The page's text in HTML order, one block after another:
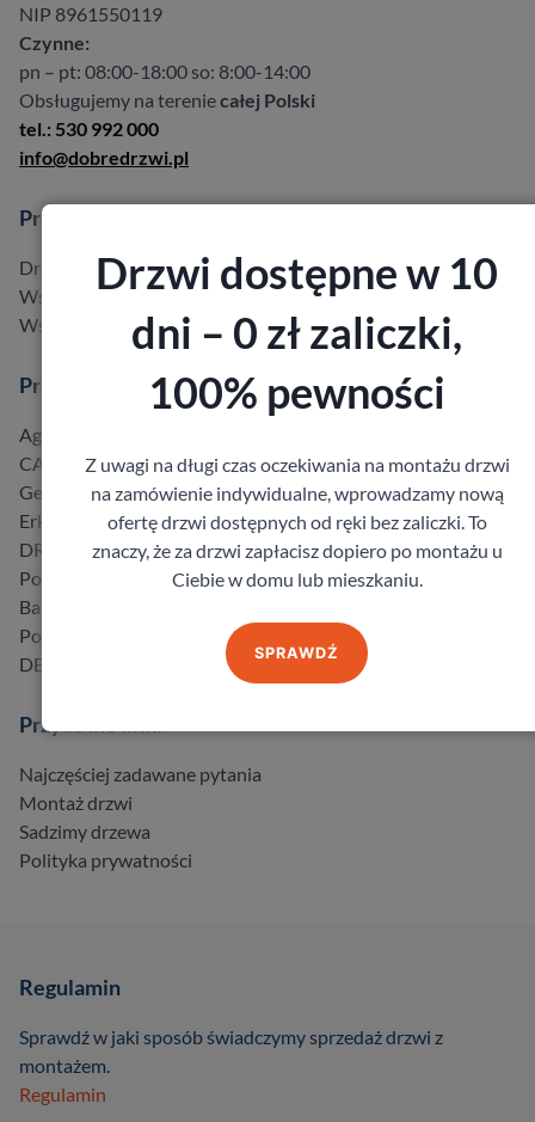
NIP 8961550119
Czynne:
pn – pt: 08:00-18:00 so: 8:00-14:00
Obsługujemy na tereniecałej Polski
tel.: 530 992 000
info@dobredrzwi.pl
Produkty
Drzwi w promocji do -40%
Wszystkie produkty
Wszyscy producenci
Producenci
Agmar
CAL
Gerda
Erkado
DRE
Porta
Barański
Pol-Skone
DELTA
Przydatne linki
Najczęściej zadawane pytania
Montaż drzwi
Sadzimy drzewa
Polityka prywatności
Regulamin
Sprawdź w jaki sposób świadczymy sprzedaż drzwi z
montażem.
Regulamin
Drzwi dostępne w 10
dni – 0 zł zaliczki,
100% pewności
Z uwagi na długi czas oczekiwania na montażu drzwi
na zamówienie indywidualne, wprowadzamy nową
ofertę drzwi dostępnych od ręki bez zaliczki. To
znaczy, że za drzwi zapłacisz dopiero po montażu u
Ciebie w domu lub mieszkaniu.
SPRAWDŹ